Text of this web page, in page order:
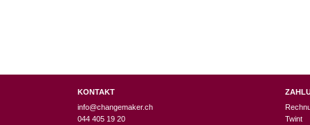
KONTAKT
info@changemaker.ch
044 405 19 20
Twint